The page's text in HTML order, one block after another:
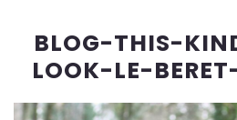
BLOG-THIS-
LOOK-LE-